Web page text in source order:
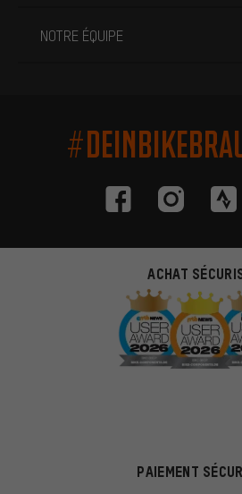
NOTRE ÉQUIPE
ACHAT
PAIEMENT